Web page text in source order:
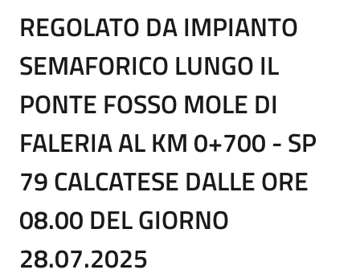
REGOLATO DA IMPIANTO
SEMAFORICO LUNGO IL
PONTE FOSSO MOLE DI
FALERIA AL KM 0+700 - SP
79 CALCATESE DALLE ORE
08.00 DEL GIORNO
28.07.2025